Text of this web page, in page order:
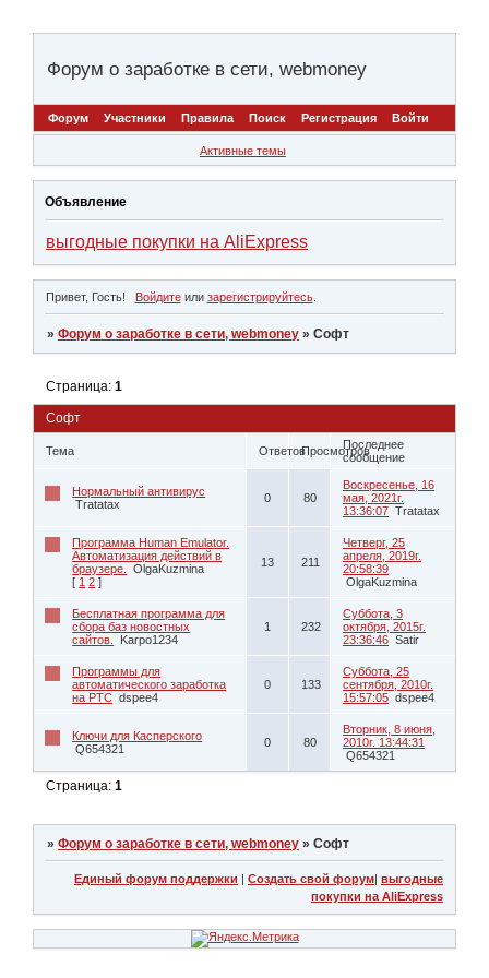
Форум о заработке в сети, webmoney
Форум Участники Правила Поиск Регистрация Войти
Активные темы
Объявление
выгодные покупки на AliExpress
Привет, Гость! Войдитеили зарегистрируйтесь.
»Форум о заработке в сети, webmoney »Софт
Софт
Страница:1
Тема ОтветовПросмотровПоследнее
сообщение
Нормальный антивирус
Tratatax
0 80
Воскресенье, 16
мая, 2021г.
13:36:07 Tratatax
Программа Human Emulator.
Автоматизация действий в
браузере.
OlgaKuzmina
[ 1 2 ]
13 211
Четверг, 25
апреля, 2019г.
20:58:39
OlgaKuzmina
Бесплатная программа для
сбора баз новостных
сайтов.
Karpo1234
1 232
Суббота, 3
октября, 2015г.
23:36:46 Satir
Программы для
автоматического заработка
на РТС dspee4
0 133
Суббота, 25
сентября, 2010г.
15:57:05 dspee4
Ключи для Касперского
Q654321
0 80
Вторник, 8 июня,
2010г. 13:44:31
Q654321
Страница:1
»Форум о заработке в сети, webmoney »Софт
Единый форум поддержки | Создать свой форум| выгодные
покупки на AliExpress